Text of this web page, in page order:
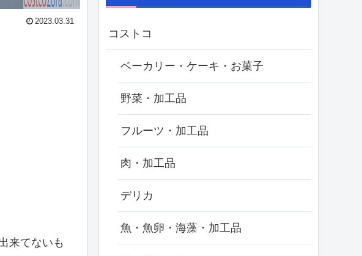
2023.03.31
来てないも
コストコ
ベーカリー・ケーキ・お菓子
野菜・加工品
フルーツ・加工品
肉・加工品
デリカ
魚・魚卵・海藻・加工品